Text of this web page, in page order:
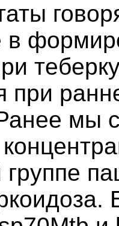
в
при
мы